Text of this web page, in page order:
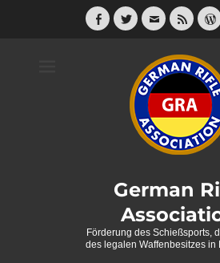
Facebook
Twitter
E-
Feed
German
Förderung des Schießsports,
des legalen Waffenbesitzes in